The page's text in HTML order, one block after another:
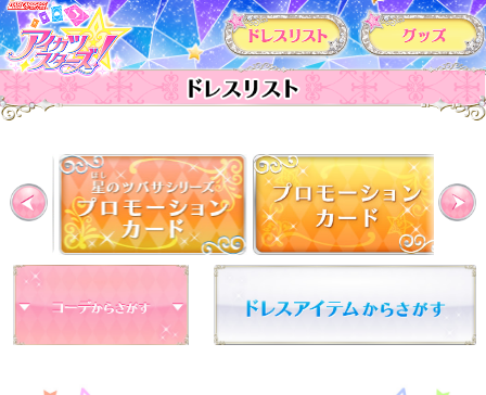
カードリスト
Previous